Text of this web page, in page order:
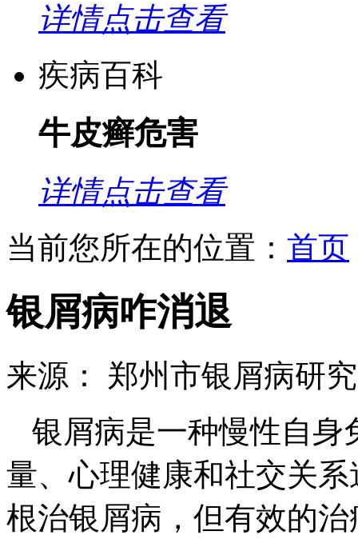
详情点击查看
疾病百科
牛皮癣危害
详情点击查看
当前您所在的位置： 首页
银屑病咋消退
来源： 郑州市银屑病研
银屑病是一种慢性自身
量、心理健康和社交关
根治银屑病，但有效的